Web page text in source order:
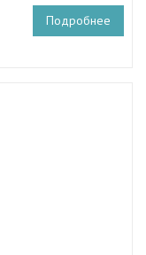
Подробнее